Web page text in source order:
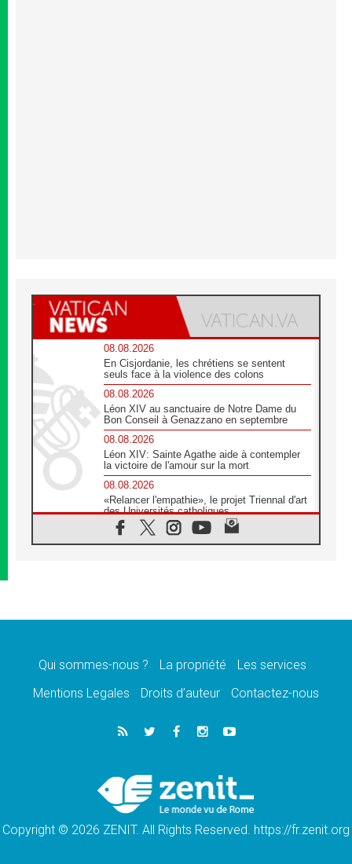
08.08.2026
En Cisjordanie, les chrétiens se sentent
seuls face à la violence des colons
08.08.2026
Léon XIV au sanctuaire de Notre Dame du
Bon Conseil à Genazzano en septembre
08.08.2026
Léon XIV: Sainte Agathe aide à contempler
la victoire de l'amour sur la mort
08.08.2026
«Relancer l'empathie», le projet Triennal d'art
des Universités catholiques
08.08.2026
Signis 2026, donner la parole aux religieuses
07.08.2026
07.08.2026
de l'Assomption et mémoire nationale
«La paix commence par l'empathie» estime
le cardinal Parolin
En Colombie, «la paix ne s'achète pas avec
une signature»
Qui sommes-nous ? La propriété
Les services
Mentions Legales
Droits d’auteur Contactez-nous
Copyright © 2026 ZENIT. All Rights Reserved. https://fr.zenit.org